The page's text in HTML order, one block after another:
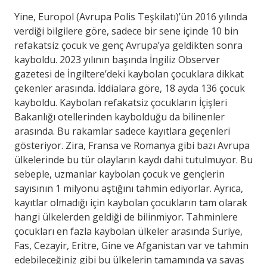
Yine, Europol (Avrupa Polis Teşkilatı)’ün 2016 yılında
verdiği bilgilere göre, sadece bir sene içinde 10 bin
refakatsiz çocuk ve genç Avrupa’ya geldikten sonra
kayboldu. 2023 yılının başında İngiliz Observer
gazetesi de İngiltere’deki kaybolan çocuklara dikkat
çekenler arasında. İddialara göre, 18 ayda 136 çocuk
kayboldu. Kaybolan refakatsiz çocukların İçişleri
Bakanlığı otellerinden kaybolduğu da bilinenler
arasında. Bu rakamlar sadece kayıtlara geçenleri
gösteriyor. Zira, Fransa ve Romanya gibi bazı Avrupa
ülkelerinde bu tür olayların kaydı dahi tutulmuyor. Bu
sebeple, uzmanlar kaybolan çocuk ve gençlerin
sayısının 1 milyonu aştığını tahmin ediyorlar. Ayrıca,
kayıtlar olmadığı için kaybolan çocukların tam olarak
hangi ülkelerden geldiği de bilinmiyor. Tahminlere
çocukları en fazla kaybolan ülkeler arasında Suriye,
Fas, Cezayir, Eritre, Gine ve Afganistan var ve tahmin
edebileceğiniz gibi bu ülkelerin tamamında ya savaş